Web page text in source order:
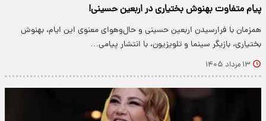
پیام متفاوت بهنوش بختیاری در اربعین حسینی!
همزمان با فرارسیدن اربعین حسینی و حال‌وهوای معنوی این ایام، بهنوش
بختیاری، بازیگر سینما و تلویزیون، با انتشار پیامی…
۱۳ مرداد ۱۴۰۵